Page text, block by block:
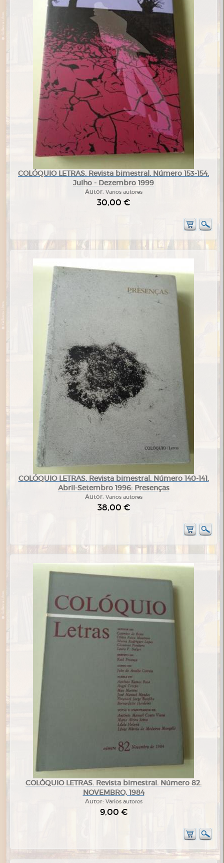
COLÓQUIO LETRAS. Revista bimestral. Número 153-154.
Julho - Dezembro 1999
Autor: Varios autores
30,00 €
COLÓQUIO LETRAS. Revista bimestral. Número 140-141.
Abril-Setembro 1996: Presenças
Autor: Varios autores
38,00 €
COLÓQUIO LETRAS. Revista bimestral. Número 82.
NOVEMBRO, 1984
Autor: Varios autores
9,00 €